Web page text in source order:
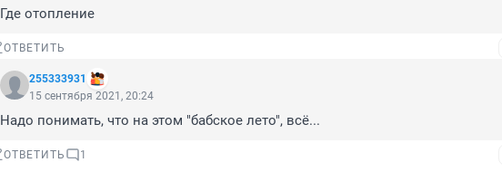
Где отопление
ОТВЕТИТЬ
255333931
15 сентября 2021, 20:24
Надо понимать, что на этом "бабское лето", всё...
ОТВЕТИТЬ 1